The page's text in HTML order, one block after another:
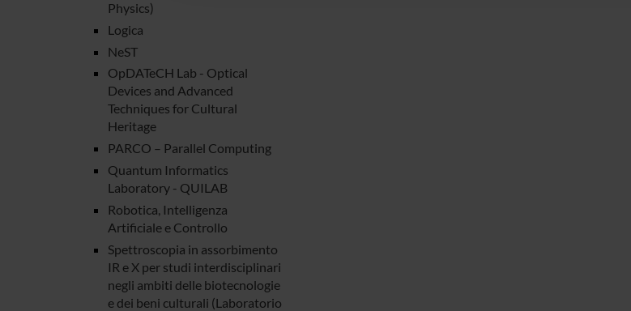
Physics)
Logica
NeST
OpDATeCH Lab - Optical
Devices and Advanced
Techniques for Cultural
Heritage
PARCO – Parallel Computing
Quantum Informatics
Laboratory - QUILAB
Robotica, Intelligenza
Artificiale e Controllo
Spettroscopia in assorbimento
IR e X per studi interdisciplinari
negli ambiti delle biotecnologie
e dei beni culturali (Laboratorio